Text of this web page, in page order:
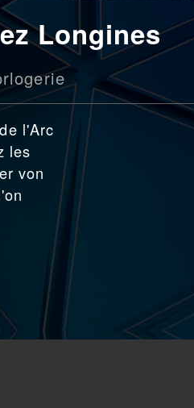
Longines
l'Arc
les
von